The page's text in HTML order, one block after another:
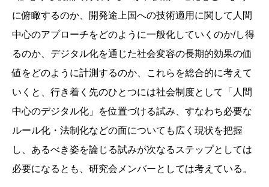
に俯瞰するのか、開発途上国への技術適用に関して人間
中心のアプローチをどのように一般化していくのか/し得
るのか、デジタル化を通じた社会変容の長期的効果の価
値をどのように計測するのか、これらを総合的に考えて
いくと、行き着く先のひとつには社会制度として「人間
中心のデジタル化」を位置づける試み、すなわち必要な
ルール化・法制化などの面についても広く現状を把握
し、あるべき姿を論じる試みが次なるステップとしては
必要になるとも、研究会メンバーとしては考えている。